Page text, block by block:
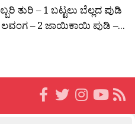
ತುರಿ – 1 ಬಟ್ಟಲು ಬೆಲ್ಲದ ಪುಡಿ
– 2 ಜಾಯಿಕಾಯಿ ಪುಡಿ –...